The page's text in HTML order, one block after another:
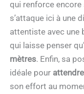
qui renforce encore
s’attaque ici à une
attentiste avec une
qui laisse penser
mètres. Enfin, sa
idéale pour
son effort au